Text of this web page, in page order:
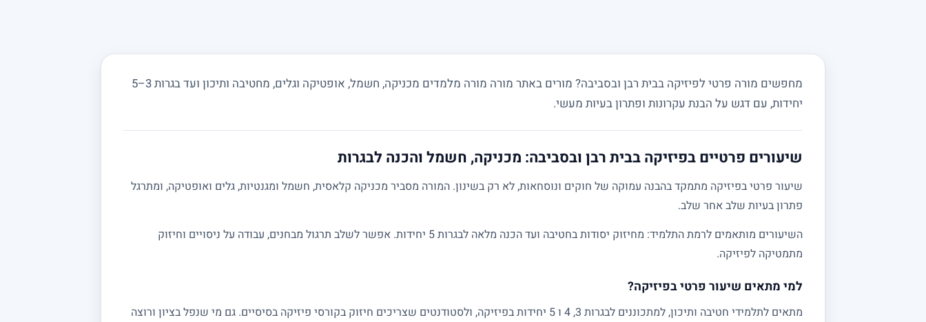
מחפשים מורה פרטי לפיזיקה בבית רבן ובסביבה? מורים באתר מורה מורה מלמדים מכניקה, חשמל, אופטיקה וגלים, מחטיבה ותיכון ועד בגרות 3–5
יחידות, עם דגש על הבנת עקרונות ופתרון בעיות מעשי.
שיעורים פרטיים בפיזיקה בבית רבן ובסביבה: מכניקה, חשמל והכנה לבגרות
שיעור פרטי בפיזיקה מתמקד בהבנה עמוקה של חוקים ונוסחאות, לא רק בשינון. המורה מסביר מכניקה קלאסית, חשמל ומגנטיות, גלים ואופטיקה, ומתרגל
פתרון בעיות שלב אחר שלב.
השיעורים מותאמים לרמת התלמיד: מחיזוק יסודות בחטיבה ועד הכנה מלאה לבגרות 5 יחידות. אפשר לשלב תרגול מבחנים, עבודה על ניסויים וחיזוק
מתמטיקה לפיזיקה.
למי מתאים שיעור פרטי בפיזיקה?
מתאים לתלמידי חטיבה ותיכון, למתכוננים לבגרות 3, 4 ו 5 יחידות בפיזיקה, ולסטודנטים שצריכים חיזוק בקורסי פיזיקה בסיסיים. גם מי שנפל בציון ורוצה